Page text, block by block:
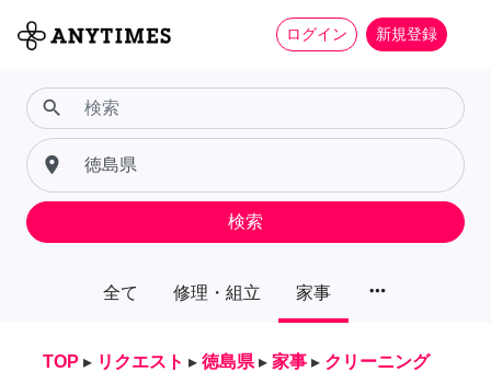
ログイン 新規登録
全て 修理・組立 家事 more_horiz
search
place
検索
TOP ▸ リクエスト ▸ 徳島県 ▸ 家事 ▸ クリーニング